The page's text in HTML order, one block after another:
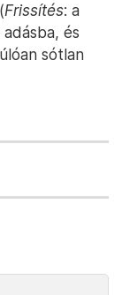
Frissítés: a
és
sótlan